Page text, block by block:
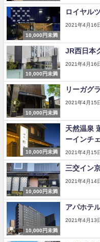
10,000円未満
ロイヤル
2021年4月16
10,000円未満
JR西日本
2021年4月16
10,000円未満
リーガグ
2021年4月15
10,000円未満
天然温泉
ーインチ
2021年4月15
10,000円未満
三交イン
2021年4月14
10,000円未満
アパホテ
2021年4月13